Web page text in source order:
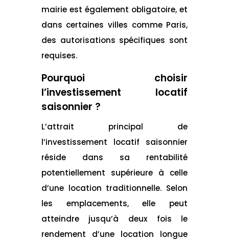
mairie est également obligatoire, et
dans certaines villes comme Paris,
des autorisations spécifiques sont
requises.
Pourquoi choisir
l’investissement locatif
saisonnier ?
L’attrait principal de
l’investissement locatif saisonnier
réside dans sa rentabilité
potentiellement supérieure à celle
d’une location traditionnelle. Selon
les emplacements, elle peut
atteindre jusqu’à deux fois le
rendement d’une location longue